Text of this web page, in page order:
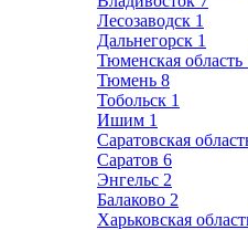
Лесозаводск 1
Дальнегорск 1
Тюменская область
Тюмень 8
Тобольск 1
Ишим 1
Саратовская
Саратов 6
Энгельс 2
Балаково 2
Харьковская